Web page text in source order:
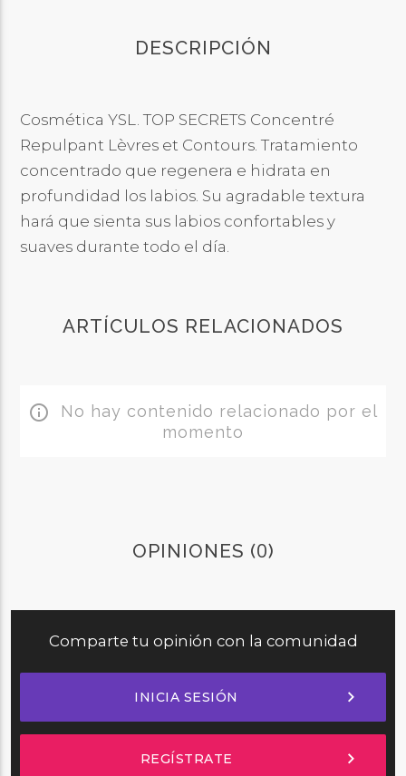
DESCRIPCIÓN
Cosmética YSL. TOP SECRETS Concentré
Repulpant Lèvres et Contours. Tratamiento
concentrado que regenera e hidrata en
profundidad los labios. Su agradable textura
hará que sienta sus labios confortables y
suaves durante todo el día.
ARTÍCULOS RELACIONADOS
info_outline No hay contenido relacionado por el
momento
OPINIONES (0)
Comparte tu opinión con la comunidad
INICIA SESIÓN chevron_right
REGÍSTRATE chevron_right